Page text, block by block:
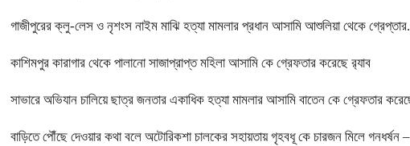
গাজীপুরের ক্লু-লেস ও নৃশংস নাইম মাঝি হত্যা মামলার প্রধান আসামি আশুলিয়া থেকে গ্রেপ্তার.
কাশিমপুর কারাগার থেকে পালানো সাজাপ্রাপ্ত মহিলা আসামি কে গ্রেফতার করেছে র‍্যাব
সাভারে অভিযান চালিয়ে ছাত্র জনতার একাধিক হত্যা মামলার আসামি বাতেন কে গ্রেফতার
বাড়িতে পৌঁছে দেওয়ার কথা বলে অটোরিকশা চালকের সহায়তায় গৃহবধূ কে চারজন মিলে